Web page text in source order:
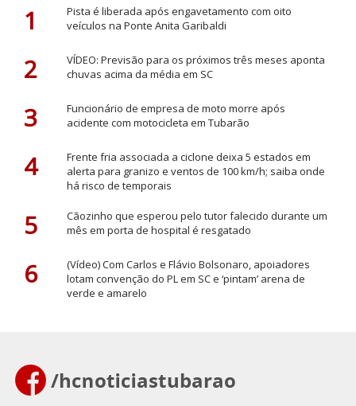
1
Pista é liberada após engavetamento com oito
veículos na Ponte Anita Garibaldi
2
VÍDEO: Previsão para os próximos três meses aponta
chuvas acima da média em SC
3
Funcionário de empresa de moto morre após
acidente com motocicleta em Tubarão
4
Frente fria associada a ciclone deixa 5 estados em
alerta para granizo e ventos de 100 km/h; saiba onde
há risco de temporais
5
Cãozinho que esperou pelo tutor falecido durante um
mês em porta de hospital é resgatado
6
(Vídeo) Com Carlos e Flávio Bolsonaro, apoiadores
lotam convenção do PL em SC e ‘pintam’ arena de
verde e amarelo